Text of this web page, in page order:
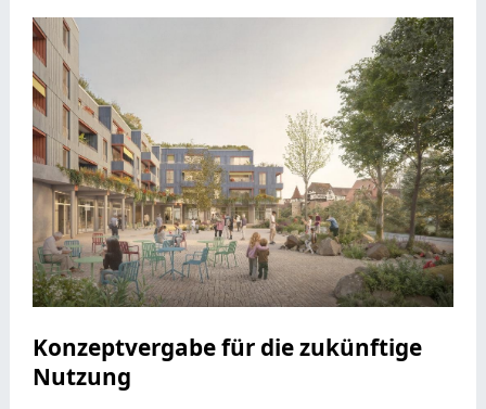
Konzeptvergabe für die zukünftige
Nutzung